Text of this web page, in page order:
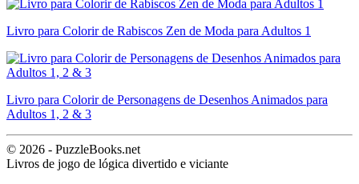
Livro para Colorir de Rabiscos Zen de Moda para Adultos 1
Livro para Colorir de Personagens de Desenhos Animados para
Adultos 1, 2 & 3
© 2026 - PuzzleBooks.net
Livros de jogo de lógica divertido e viciante